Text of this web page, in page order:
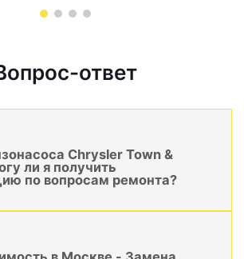
ответ
Chrysler Town &
ли я получить
по вопросам ремонта?